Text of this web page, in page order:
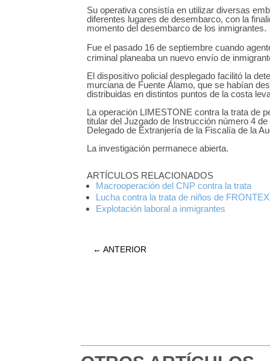
Su operativa consistía en utilizar diversas
diferentes lugares de desembarco, con la
momento del desembarco de los inmigrantes.
Fue el pasado 16 de septiembre cuando
criminal planeaba un nuevo envío de
El dispositivo policial desplegado facilitó la
murciana de Fuente Álamo, que se habían
distribuidas en distintos puntos de la costa
La operación LIMESTONE contra la trata de
titular del Juzgado de Instrucción número 4
Delegado de Extranjería de la Fiscalía de la
La investigación permanece abierta.
ARTÍCULOS RELACIONADOS
Macrooperación del CNP contra la trata
Lucha contra la trata de niños de FRONTEX
Explotación laboral a inmigrantes
←ANTERIOR